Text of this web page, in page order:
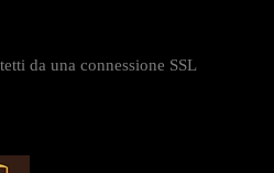
da una connessione SSL